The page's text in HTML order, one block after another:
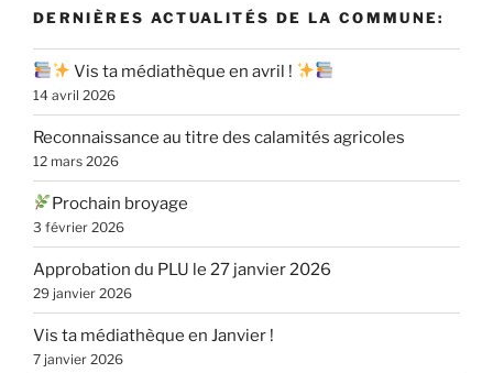
DERNIÈRES ACTUALITÉS DE LA COMMUNE:
Vis ta médiathèque en avril !
14 avril 2026
Reconnaissance au titre des calamités agricoles
12 mars 2026
Prochain broyage
3 février 2026
Approbation du PLU le 27 janvier 2026
29 janvier 2026
Vis ta médiathèque en Janvier !
7 janvier 2026